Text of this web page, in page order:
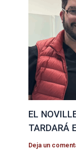
EL
TARDARÁ
Deja un